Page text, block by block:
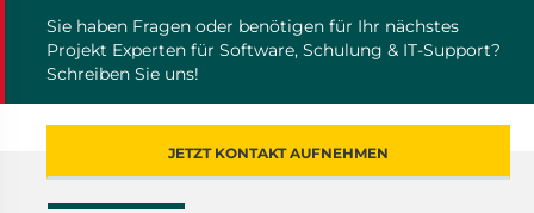
Sie haben Fragen oder benötigen für Ihr nächstes
Projekt Experten für Software, Schulung & IT-Support?
Schreiben Sie uns!
JETZT KONTAKT AUFNEHMEN